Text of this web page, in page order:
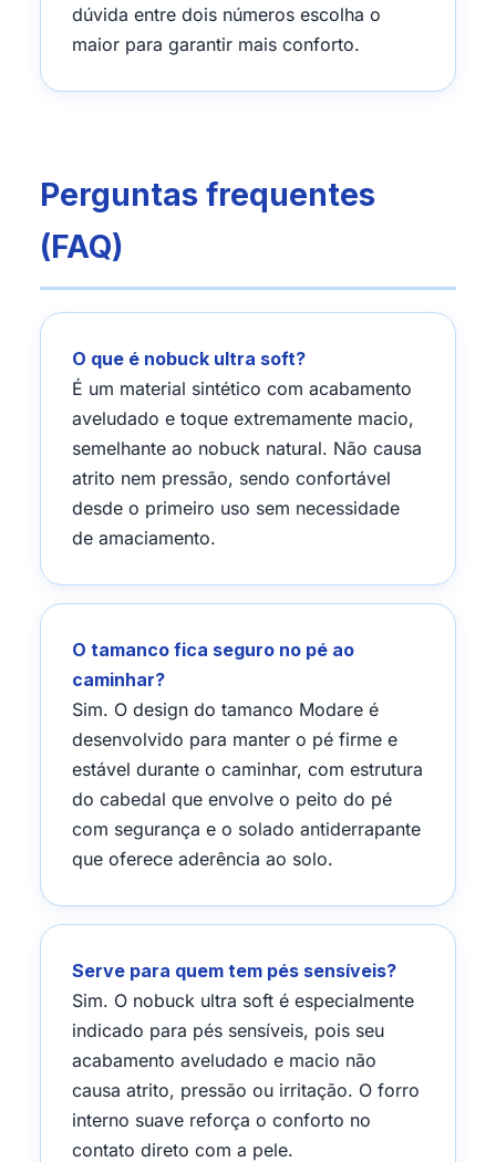
dúvida entre dois números escolha o
maior para garantir mais conforto.
Perguntas frequentes
(FAQ)
O que é nobuck ultra soft?
É um material sintético com acabamento
aveludado e toque extremamente macio,
semelhante ao nobuck natural. Não causa
atrito nem pressão, sendo confortável
desde o primeiro uso sem necessidade
de amaciamento.
O tamanco fica seguro no pé ao
caminhar?
Sim. O design do tamanco Modare é
desenvolvido para manter o pé firme e
estável durante o caminhar, com estrutura
do cabedal que envolve o peito do pé
com segurança e o solado antiderrapante
que oferece aderência ao solo.
Serve para quem tem pés sensíveis?
Sim. O nobuck ultra soft é especialmente
indicado para pés sensíveis, pois seu
acabamento aveludado e macio não
causa atrito, pressão ou irritação. O forro
interno suave reforça o conforto no
contato direto com a pele.